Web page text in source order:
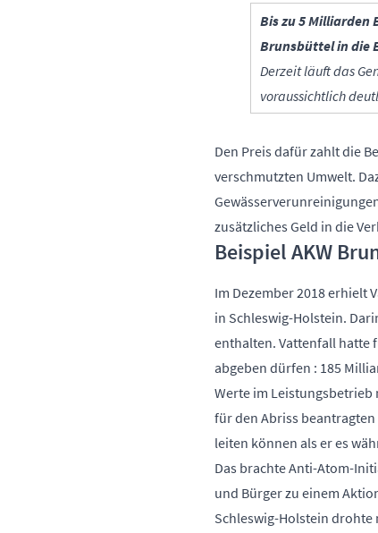
Bis zu 5 Milliarden
Brunsbüttel in die
Derzeit läuft das
voraussichtlich
Den Preis dafür zahlt die
verschmutzten Umwelt.
zusätzliches Geld in die
Beispiel AKW
Im Dezember 2018 erhielt
in Schleswig-Holstein.
enthalten. Vattenfall hatte
abgeben dürfen : 185
Werte im Leistungsbetrieb
für den Abriss
leiten können als er es
Das brachte Anti-Atom-
und Bürger zu einem
Schleswig-Holstein drohte